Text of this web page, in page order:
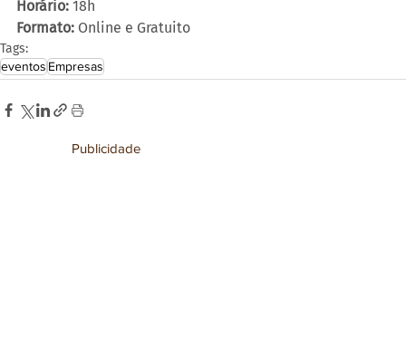
Horário: 18h
Formato: Online e Gratuito
Tags:
eventos Empresas
Publicidade